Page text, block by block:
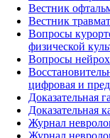
Вестник
Вестник
Вопросы
физической
Вопросы
цифровая и
Доказательная
Доказательная
Журнал
Журнал